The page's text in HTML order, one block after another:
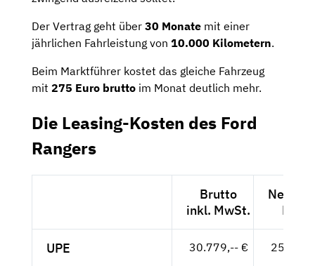
Der Vertrag geht über 30 Monate mit einer
jährlichen Fahrleistung von 10.000 Kilometern.
Beim Marktführer kostet das gleiche Fahrzeug
mit 275 Euro brutto im Monat deutlich mehr.
Die Leasing-Kosten des Ford
Rangers
Brutto
inkl. MwSt.
Netto
UPE 30.779,-- €